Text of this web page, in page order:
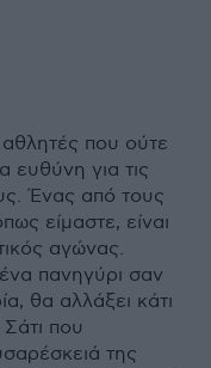
που ούτε
ευθύνη για τις
Ένας από τους
είμαστε, είναι
αγώνας.
πανηγύρι σαν
θα αλλάξει κάτι
που
της